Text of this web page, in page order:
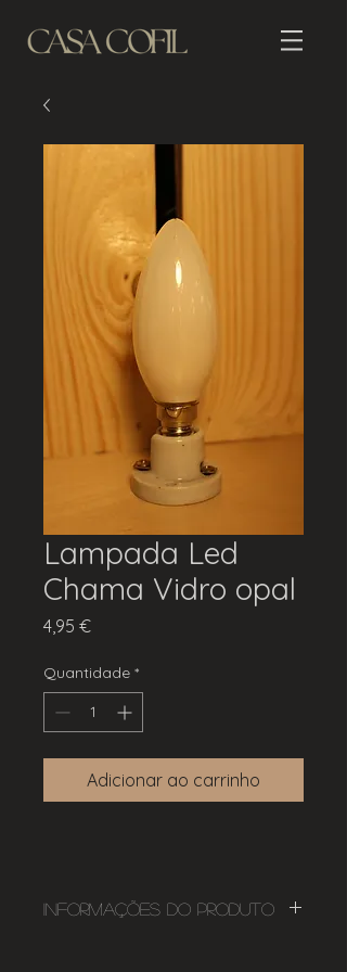
Lampada Led
Chama Vidro opal
4,95 €Preço
Quantidade *
Adicionar ao carrinho
Informações do Produto